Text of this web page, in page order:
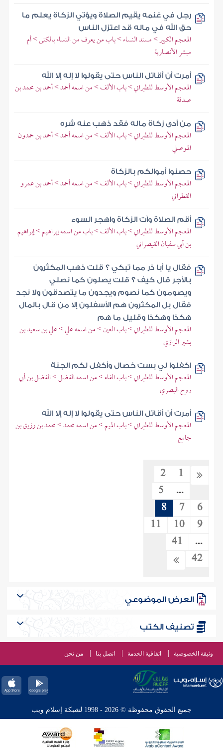
رجل في غنمه يقيم الصلاة ويؤتي الزكاة يعلم ما
حق الله في ماله قد اعتزل الناس
المعجم الكبير > مسند النساء > باب من يعرف من النساء بالكنى > أم
مبشر الأنصارية
أمرت أن أقاتل الناس حتى يقولوا لا إله إلا الله
المعجم الأوسط للطبراني > باب الألف > من اسمه أحمد > أحمد بن محمد بن
صدقة
من أدى زكاة ماله فقد ذهب عنه شره
المعجم الأوسط للطبراني > باب الألف > من اسمه أحمد > أحمد بن حمدون
الموصلي
حصنوا أموالكم بالزكاة
المعجم الأوسط للطبراني > باب الألف > من اسمه أحمد > أحمد بن عمرو
القطراني
أقم الصلاة وآت الزكاة واهجر السوء
المعجم الأوسط للطبراني > باب الألف > باب من اسمه إبراهيم > إبراهيم
بن أبي سفيان القيصراني
فقال يا أبا ذر مما تبكي ؟ قلت ذهب المكثرون
بالأجر قال كيف ؟ قلت يصلون كما نصلي
ويصومون كما نصوم ويجدون ما يتصدقون ولا نجد
فقال بل المكثرون هم الأسفلون إلا من قال بالمال
هكذا وهكذا وقليل ما هم
المعجم الأوسط للطبراني > باب العين > من اسمه علي > علي بن سعيد بن
بشير الرازي
اكفلوا لي بست خصال وأكفل لكم الجنة
المعجم الأوسط للطبراني > باب الفاء > من اسمه الفضل > الفضل بن أبي
روح البصري
أمرت أن أقاتل الناس حتى يقولوا لا إله إلا الله
المعجم الأوسط للطبراني > باب الميم > من اسمه محمد > محمد بن رزيق بن
جامع
1
2
...
5
6
7
8
9
10
11
...
41
42
العرض الموضوعي
تصنيف الكتب
وثيقة الخصوصية اتفاقية الخدمة اتصل بنا من نحن
جميع الحقوق محفوظة © 2026 - 1998 لشبكة إسلام ويب